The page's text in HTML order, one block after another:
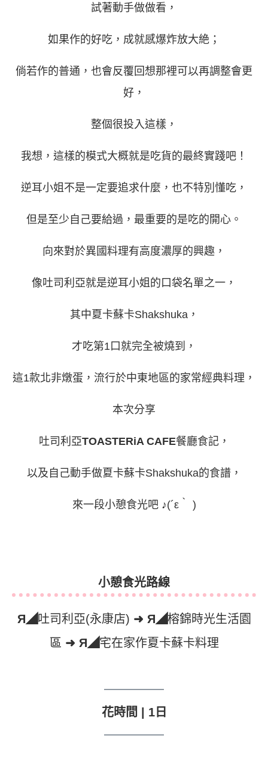
試著動手做做看，
如果作的好吃，成就感爆炸放大絶；
倘若作的普通，也會反覆回想那裡可以再調整會更
好，
整個很投入這樣，
我想，這樣的模式大概就是吃貨的最終實踐吧！
逆耳小姐不是一定要追求什麼，也不特別懂吃，
但是至少自己要給過，最重要的是吃的開心。
向來對於異國料理有高度濃厚的興趣，
像吐司利亞就是逆耳小姐的口袋名單之一，
其中夏卡蘇卡Shakshuka，
才吃第1口就完全被燒到，
這1款北非燉蛋，流行於中東地區的家常經典料理，
本次分享
吐司利亞TOASTERiA CAFE餐廳食記，
以及自己動手做夏卡蘇卡Shakshuka的食譜，
來一段小憩食光吧 ♪(´ε｀ )
小憩食光路線
Я◢ 吐司利亞(永康店) ➜ Я◢ 榕錦時光生活園
區 ➜ Я◢ 宅在家作夏卡蘇卡料理
花時間 | 1日